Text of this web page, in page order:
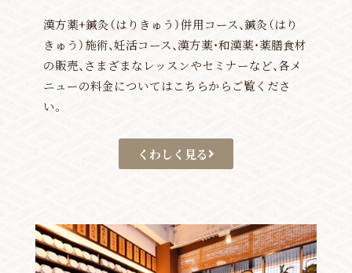
漢方薬+鍼灸（はりきゅう）併用コース、鍼灸（はり
きゅう）施術、妊活コース、漢方薬・和漢薬・薬膳食材
の販売、さまざまなレッスンやセミナーなど、各メ
ニューの料金についてはこちらからご覧くださ
い。
くわしく見る